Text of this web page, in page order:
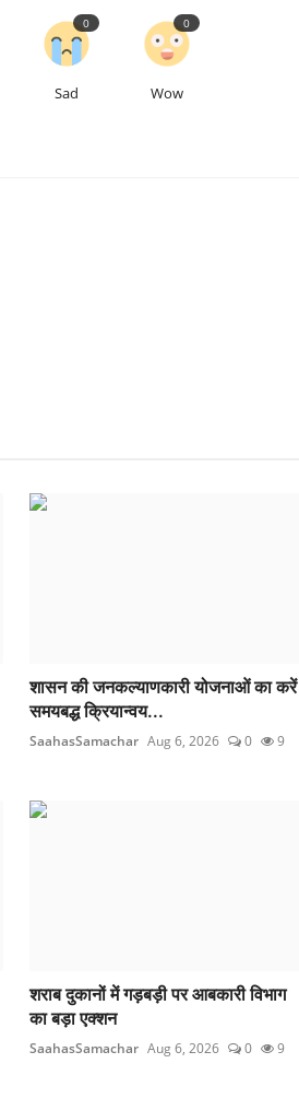
Sad
0
Wow
0
शासन की जनकल्याणकारी योजनाओं का करें
समयबद्ध क्रियान्वय...
SaahasSamachar Aug 6, 2026 0 9
शराब दुकानों में गड़बड़ी पर आबकारी विभाग
का बड़ा एक्शन
SaahasSamachar Aug 6, 2026 0 9